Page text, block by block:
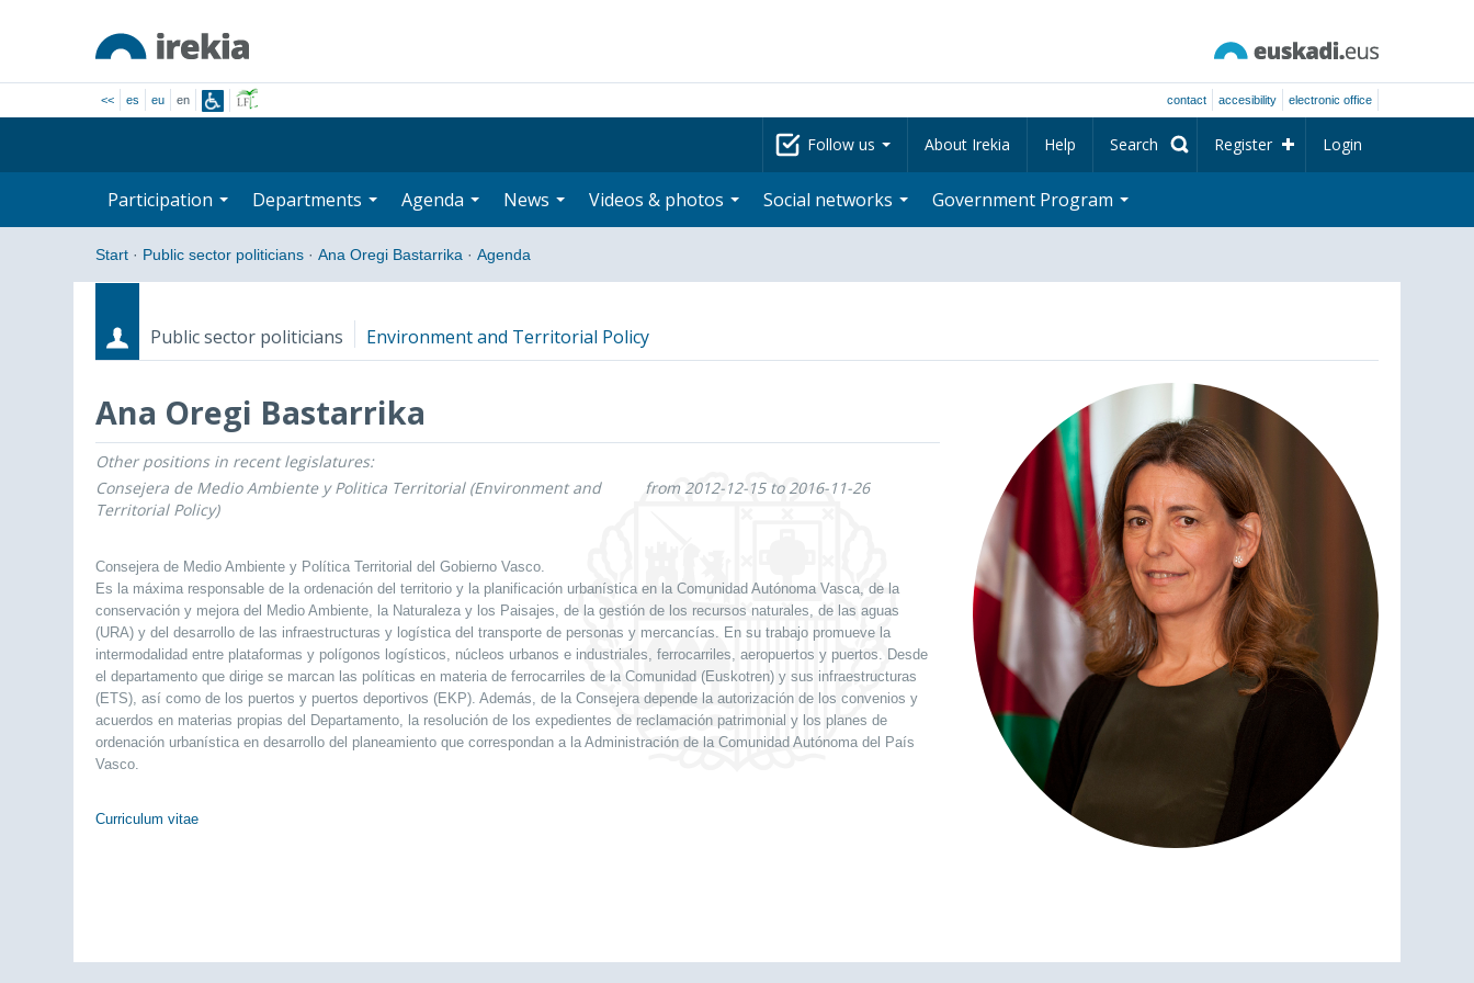
<< es eu en contact accesibility electronic office
Follow us About Irekia Help Search Register Login
Participation Departments Agenda News Videos & photos Social networks Government Program
Start · Public sector politicians · Ana Oregi Bastarrika · Agenda
Public sector politicians Environment and Territorial Policy
Ana Oregi Bastarrika
RolesStart date - End date
Other positions in recent legislatures:
Consejera de Medio Ambiente y Politica Territorial (Environment and
Territorial Policy)
from 2012-12-15 to 2016-11-26
Consejera de Medio Ambiente y Política Territorial del Gobierno Vasco.
Es la máxima responsable de la ordenación del territorio y la planificación urbanística en la Comunidad Autónoma Vasca, de la
conservación y mejora del Medio Ambiente, la Naturaleza y los Paisajes, de la gestión de los recursos naturales, de las aguas
(URA) y del desarrollo de las infraestructuras y logística del transporte de personas y mercancías. En su trabajo promueve la
intermodalidad entre plataformas y polígonos logísticos, núcleos urbanos e industriales, ferrocarriles, aeropuertos y puertos. Desde
el departamento que dirige se marcan las políticas en materia de ferrocarriles de la Comunidad (Euskotren) y sus infraestructuras
(ETS), así como de los puertos y puertos deportivos (EKP). Además, de la Consejera depende la autorización de los convenios y
acuerdos en materias propias del Departamento, la resolución de los expedientes de reclamación patrimonial y los planes de
ordenación urbanística en desarrollo del planeamiento que correspondan a la Administración de la Comunidad Autónoma del País
Vasco.
Curriculum vitae